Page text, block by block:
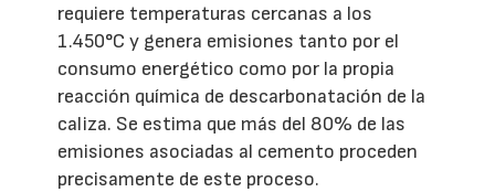
requiere temperaturas cercanas a los
1.450°C y genera emisiones tanto por el
consumo energético como por la propia
reacción química de descarbonatación de la
caliza. Se estima que más del 80% de las
emisiones asociadas al cemento proceden
precisamente de este proceso.